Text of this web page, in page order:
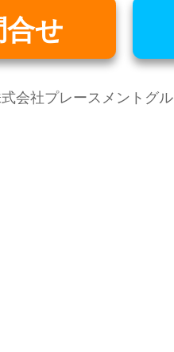
合せ
会社プレースメントグ